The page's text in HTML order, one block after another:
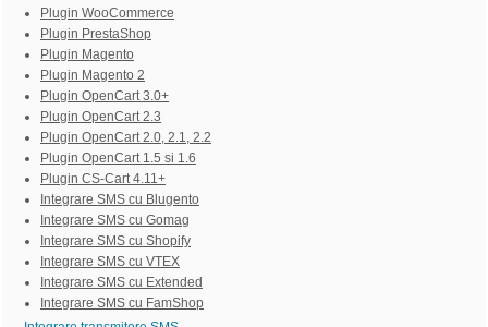
Plugin WooCommerce
Plugin PrestaShop
Plugin Magento
Plugin Magento 2
Plugin OpenCart 3.0+
Plugin OpenCart 2.3
Plugin OpenCart 2.0, 2.1, 2.2
Plugin OpenCart 1.5 si 1.6
Plugin CS-Cart 4.11+
Integrare SMS cu Blugento
Integrare SMS cu Gomag
Integrare SMS cu Shopify
Integrare SMS cu VTEX
Integrare SMS cu Extended
Integrare SMS cu FamShop